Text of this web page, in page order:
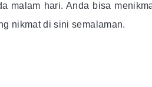
malam hari. Anda bisa
nikmat di sini semalaman.